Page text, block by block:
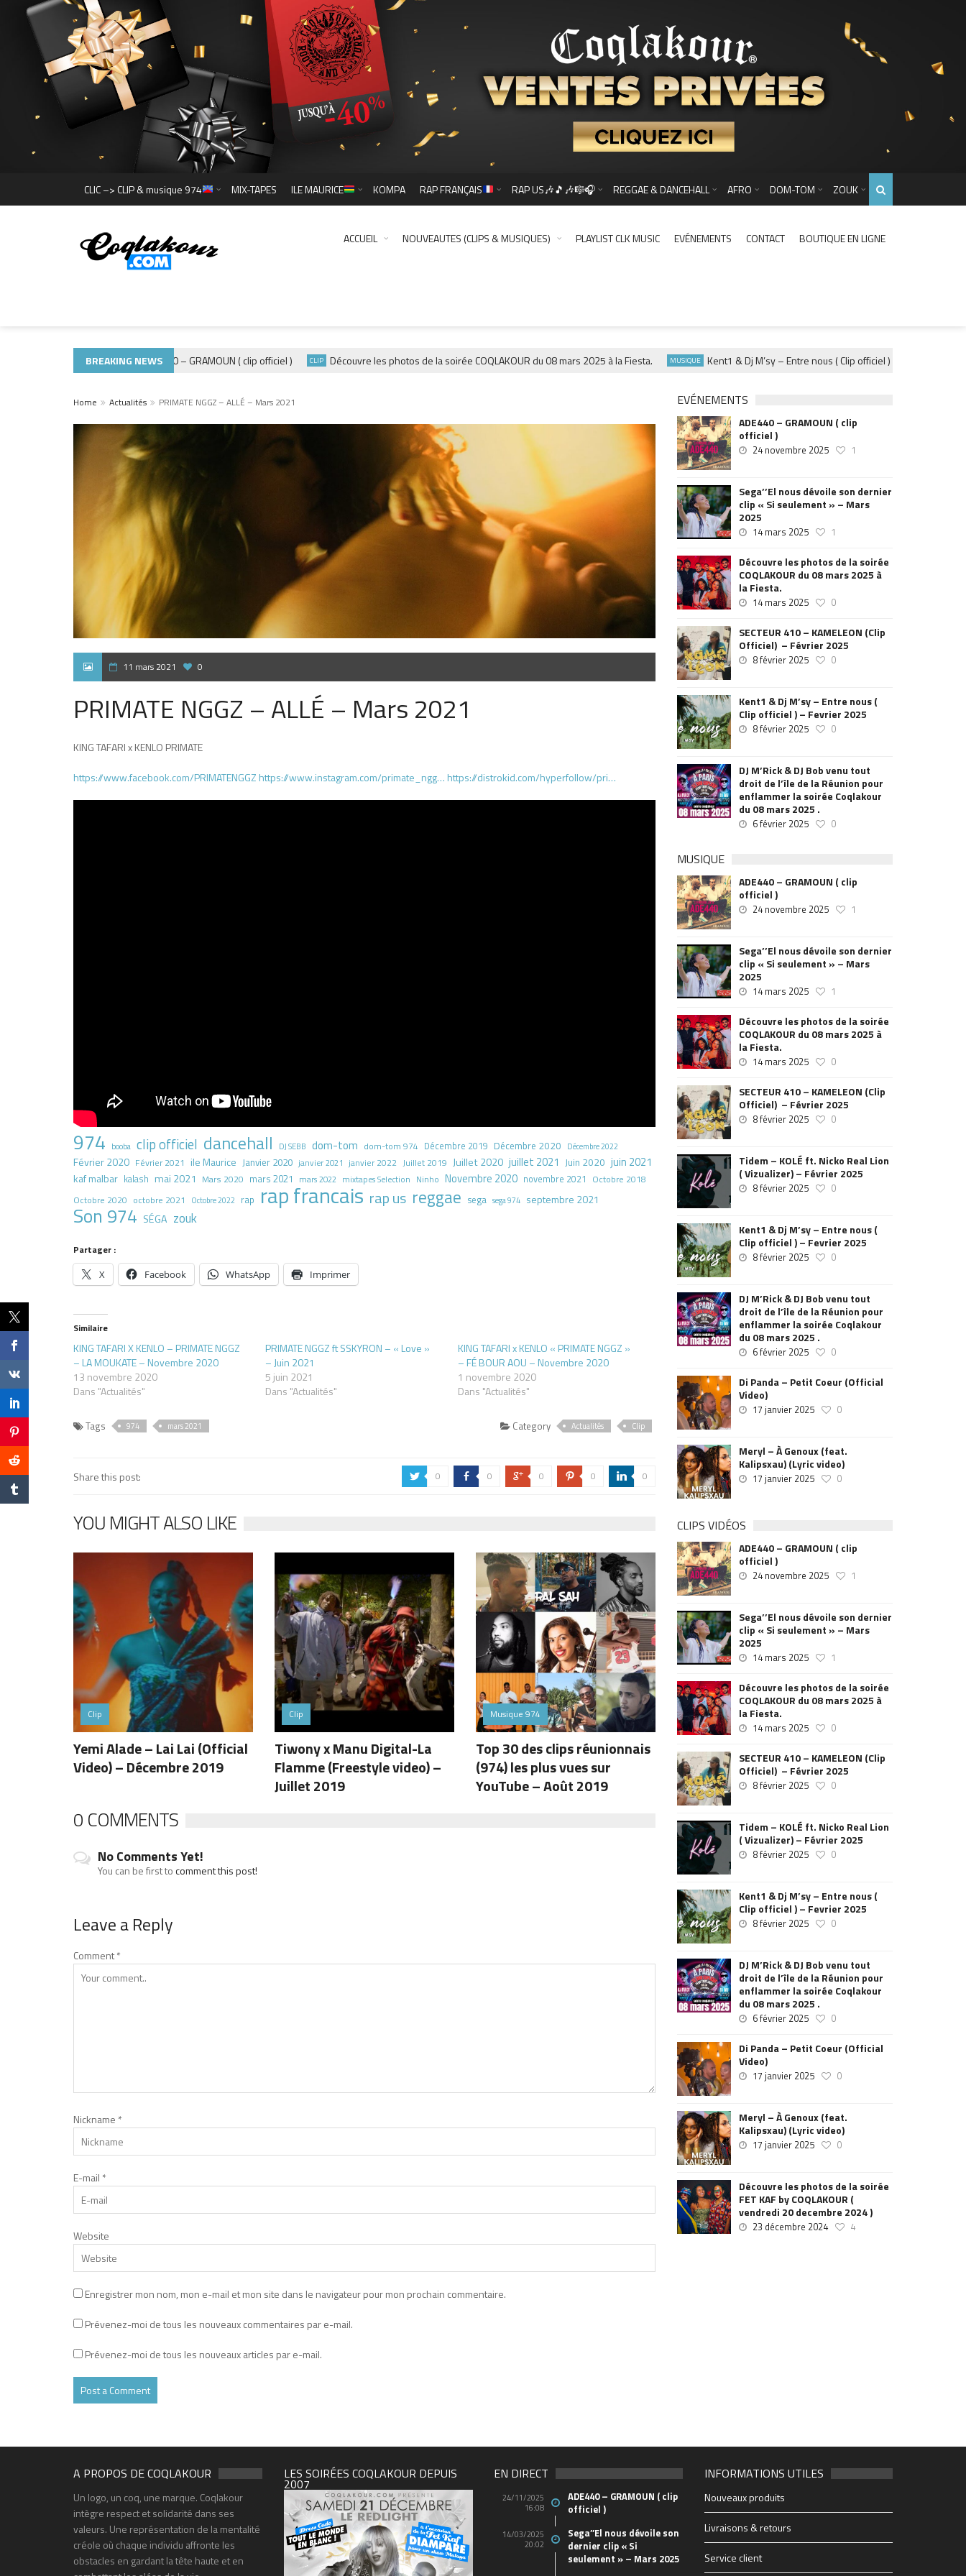
CLIC –> CLIP & musique 974 MIX-TAPES ILE MAURICE KOMPA RAP FRANÇAIS RAP US🎶🎵🎶🎼🎧 REGGAE & DANCEHALL AFRO DOM-TOM ZOUK
ACCUEIL NOUVEAUTES (CLIPS & MUSIQUES) PLAYLIST CLK MUSIC EVÉNEMENTS CONTACT BOUTIQUE EN LIGNE
BREAKING NEWS
ACTUALITÉS ADE440 – GRAMOUN ( clip officiel ) CLIP Découvre les photos de la soirée COQLAKOUR du 08 mars 2025 à la Fiesta. MUSIQUE Kent1 & Dj M’sy – Entre nous ( Clip officiel ) – Fevrier 2025
Home Actualités PRIMATE NGGZ – ALLÉ – Mars 2021
11 mars 2021 0
PRIMATE NGGZ – ALLÉ – Mars 2021
KING TAFARI x KENLO PRIMATE
https://www.facebook.com/PRIMATENGGZ https://www.instagram.com/primate_ngg… https://distrokid.com/hyperfollow/pri…
974 booba clip officiel dancehall DJ SEBB dom-tom dom-tom 974 Décembre 2019 Décembre 2020 Décembre 2022
Février 2020 Février 2021 ile Maurice Janvier 2020 janvier 2021 janvier 2022 Juillet 2019 Juillet 2020 juillet 2021 Juin 2020 juin 2021
kaf malbar kalash mai 2021 Mars 2020 mars 2021 mars 2022 mixtapes Selection Ninho Novembre 2020 novembre 2021 Octobre 2018
Octobre 2020 octobre 2021 Octobre 2022 rap rap francais rap us reggae sega sega 974 septembre 2021
Son 974 SÉGA zouk
Partager :
X Facebook WhatsApp Imprimer
Similaire
KING TAFARI X KENLO – PRIMATE NGGZ
– LA MOUKATE – Novembre 2020
13 novembre 2020
Dans "Actualités"
PRIMATE NGGZ ft SSKYRON – « Love »
– Juin 2021
5 juin 2021
Dans "Actualités"
KING TAFARI x KENLO « PRIMATE NGGZ »
– FÉ BOUR AOU – Novembre 2020
1 novembre 2020
Dans "Actualités"
Tags 974 mars 2021 Category Actualités Clip
Share this post: a 0 b 0 c 0 d 0 j 0
YOU MIGHT ALSO LIKE
Clip
Yemi Alade – Lai Lai (Official
Video) – Décembre 2019
Clip
Tiwony x Manu Digital-La
Flamme (Freestyle video) –
Juillet 2019
Musique 974
Top 30 des clips réunionnais
(974) les plus vues sur
YouTube – Août 2019
0 COMMENTS
No Comments Yet!
You can be first tocomment this post!
Leave a Reply
Comment*
Nickname *
E-mail *
Website
Enregistrer mon nom, mon e-mail et mon site dans le navigateur pour mon prochain commentaire.
Prévenez-moi de tous les nouveaux commentaires par e-mail.
Prévenez-moi de tous les nouveaux articles par e-mail.
EVÉNEMENTS
ADE440 – GRAMOUN ( clip
officiel )
24 novembre 2025 1
Sega’’El nous dévoile son dernier
clip « Si seulement » – Mars
2025
14 mars 2025 1
Découvre les photos de la soirée
COQLAKOUR du 08 mars 2025 à
la Fiesta.
14 mars 2025 0
SECTEUR 410 – KAMELEON (Clip
Officiel) – Février 2025
8 février 2025 0
Kent1 & Dj M’sy – Entre nous (
Clip officiel ) – Fevrier 2025
8 février 2025 0
DJ M’Rick & DJ Bob venu tout
droit de l’île de la Réunion pour
enflammer la soirée Coqlakour
du 08 mars 2025 .
6 février 2025 0
MUSIQUE
ADE440 – GRAMOUN ( clip
officiel )
24 novembre 2025 1
Sega’’El nous dévoile son dernier
clip « Si seulement » – Mars
2025
14 mars 2025 1
Découvre les photos de la soirée
COQLAKOUR du 08 mars 2025 à
la Fiesta.
14 mars 2025 0
SECTEUR 410 – KAMELEON (Clip
Officiel) – Février 2025
8 février 2025 0
Tidem – KOLÉ ft. Nicko Real Lion
( Vizualizer) – Février 2025
8 février 2025 0
Kent1 & Dj M’sy – Entre nous (
Clip officiel ) – Fevrier 2025
8 février 2025 0
DJ M’Rick & DJ Bob venu tout
droit de l’île de la Réunion pour
enflammer la soirée Coqlakour
du 08 mars 2025 .
6 février 2025 0
Di Panda – Petit Coeur (Official
Video)
17 janvier 2025 0
Meryl – À Genoux (feat.
Kalipsxau) (Lyric video)
17 janvier 2025 0
CLIPS VIDÉOS
ADE440 – GRAMOUN ( clip
officiel )
24 novembre 2025 1
Sega’’El nous dévoile son dernier
clip « Si seulement » – Mars
2025
14 mars 2025 1
Découvre les photos de la soirée
COQLAKOUR du 08 mars 2025 à
la Fiesta.
14 mars 2025 0
SECTEUR 410 – KAMELEON (Clip
Officiel) – Février 2025
8 février 2025 0
Tidem – KOLÉ ft. Nicko Real Lion
( Vizualizer) – Février 2025
8 février 2025 0
Kent1 & Dj M’sy – Entre nous (
Clip officiel ) – Fevrier 2025
8 février 2025 0
DJ M’Rick & DJ Bob venu tout
droit de l’île de la Réunion pour
enflammer la soirée Coqlakour
du 08 mars 2025 .
6 février 2025 0
Di Panda – Petit Coeur (Official
Video)
17 janvier 2025 0
Meryl – À Genoux (feat.
Kalipsxau) (Lyric video)
17 janvier 2025 0
Découvre les photos de la soirée
FET KAF by COQLAKOUR (
vendredi 20 decembre 2024 )
23 décembre 2024 4
A PROPOS DE COQLAKOUR
Un logo, un coq, une marque. Coqlakour
intègre respect et solidarité dans ses
valeurs. Une représentation de la mentalité
créole où chaque individu affronte les
obstacles en gardant la tête haute et en
LES SOIRÉES COQLAKOUR DEPUIS
2007
EN DIRECT
24/11/2025
16:08
ADE440 – GRAMOUN ( clip
officiel )
14/03/2025
20:02
Sega’’El nous dévoile son
dernier clip « Si
seulement » – Mars 2025
INFORMATIONS UTILES
Nouveaux produits
Livraisons & retours
Service client